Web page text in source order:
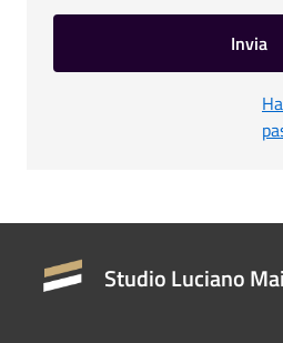
Invia
Studio Luciano Mai